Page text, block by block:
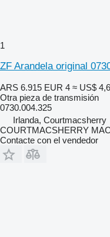
1
ZF Arandela original
ARS 6.915 EUR 4 ≈ US$
Otra pieza de transmisión
0730.004.325
Irlanda, Courtmacsherry
COURTMACSHERRY
Contacte con el vendedor